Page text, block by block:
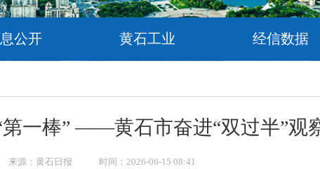
公开 黄石工业 经信数据
一棒” ——黄石市奋进“双过半”观
来源：黄石日报 时间：2026-06-15 08:41